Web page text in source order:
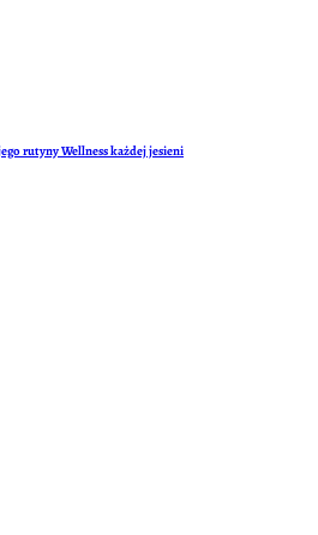
rutyny Wellness każdej jesieni